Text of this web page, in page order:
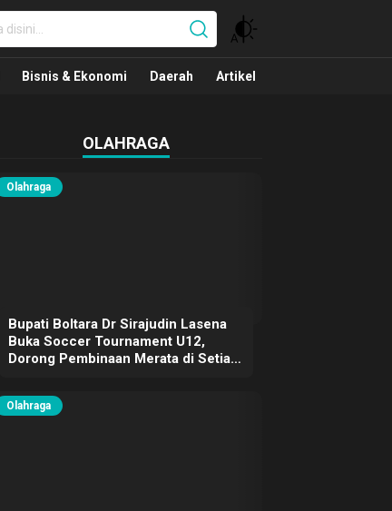
Bisnis & Ekonomi Daerah Artikel
OLAHRAGA
Olahraga
Bupati Boltara Dr Sirajudin Lasena
Buka Soccer Tournament U12,
Dorong Pembinaan Merata di Setiap
Olahraga